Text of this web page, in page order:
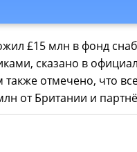
£15 млн в фонд
сказано в
также отмечено, что
от Британии и